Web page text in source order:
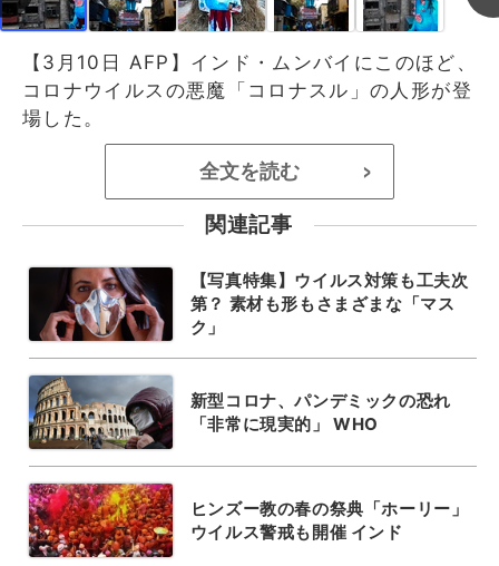
【3月10日 AFP】インド・ムンバイにこのほど、
コロナウイルスの悪魔「コロナスル」の人形が登
場した。
全文を読む >
関連記事
【写真特集】ウイルス対策も工夫次
第？ 素材も形もさまざまな「マス
ク」
新型コロナ、パンデミックの恐れ
「非常に現実的」 WHO
ヒンズー教の春の祭典「ホーリー」
ウイルス警戒も開催 インド